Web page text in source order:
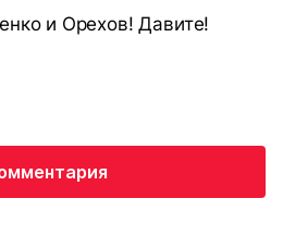
и Орехов! Давите!